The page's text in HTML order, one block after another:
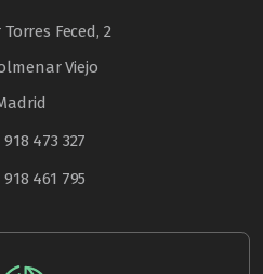
Feced, 2
Viejo
918 473 327
918 461 795